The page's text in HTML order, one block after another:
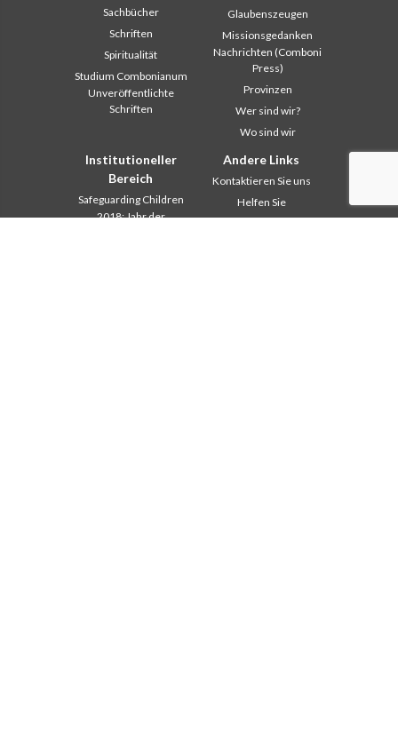
Sachbücher
Schriften
Spiritualität
Studium Combonianum
Unveröffentlichte
Schriften
Glaubenszeugen
Missionsgedanken
Nachrichten (Comboni
Press)
Provinzen
Wer sind wir?
Wo sind wir
Institutioneller
Bereich
Safeguarding Children
2018: Jahr der
Andere Links
Kontaktieren Sie uns
Helfen Sie